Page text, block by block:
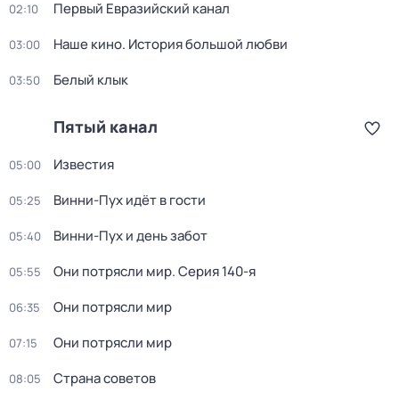
02:10 Первый Евразийский канал
03:00 Наше кино. Истоpия бoльшой любви
03:50 Белый клык
Пятый канал
05:00 Известия
05:25 Винни-Пух идёт в гости
05:40 Винни-Пух и день забот
05:55 Они потрясли мир. Серия 140-я
06:35 Они потрясли мир
07:15 Они потрясли мир
08:05 Страна советов